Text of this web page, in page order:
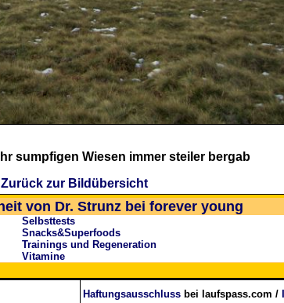
sumpfigen Wiesen immer steiler bergab
Zurück zur Bildübersicht
von Dr. Strunz bei forever young
Selbsttests
Snacks&Superfoods
Trainings und Regeneration
Vitamine
Haftungsausschluss bei laufspass.com /